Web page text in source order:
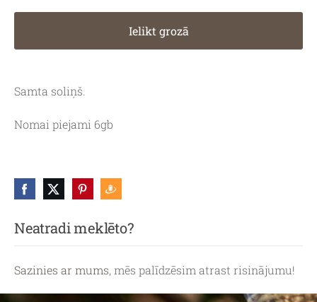
Neatradi meklēto?
Sazinies ar mums, mēs palīdzēsim atrast risinājumu!
Ielikt grozā
Samta soliņš.
Nomai piejami 6gb